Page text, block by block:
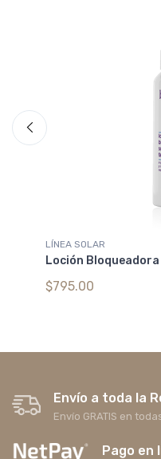
LÍNEA SOLAR
Loción Bloqueadora
$795.00
Envío a toda la
Envío GRATIS en
Pago en